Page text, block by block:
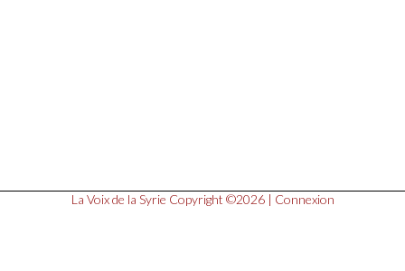
La Voix de la Syrie Copyright ©2026 | Connexion